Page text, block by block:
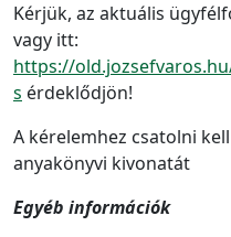
Kérjük, az aktuális
vagy itt:
https://
s érdeklődjön!
A kérelemhez csatolni
anyakönyvi kivonatát
Egyéb információk